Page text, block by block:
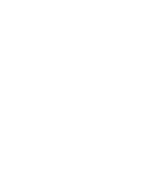
なるトルコ料理の数々